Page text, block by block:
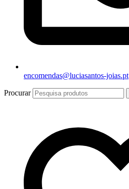
encomendas@luciasantos-joias.pt
Procurar